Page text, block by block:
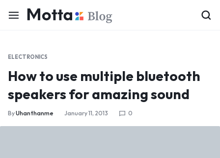
ELECTRONICS
How to use multiple bluetooth
speakers for amazing sound
ByUhanthanme January 11, 2013 0